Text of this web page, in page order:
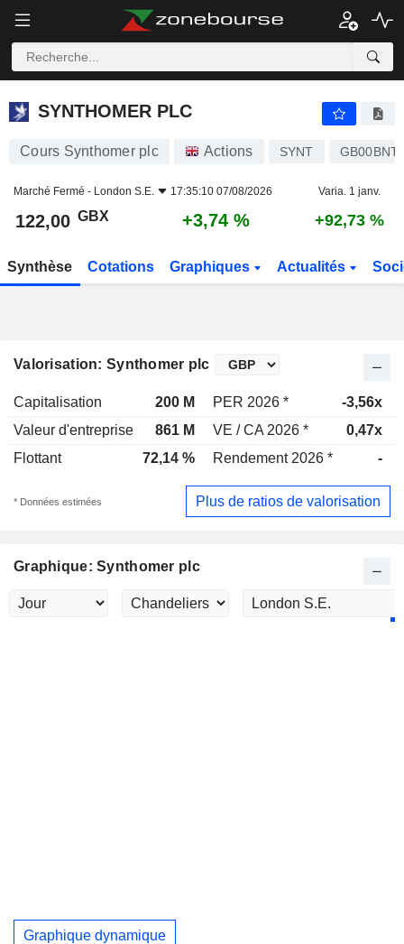
SYNTHOMER PLC
SYNTHOMER PLC
Cours Synthomer plc Actions SYNT
Marché Fermé - London S.E. 17:35:10 07/08/2026 Varia. 1 janv.
122,00 GBX +3,74 % +92,73 %
Synthèse Cotations Graphiques Actualités
Valorisation: Synthomer plc
Capitalisation 200 M PER 2026 * -3,56x
Valeur d'entreprise
861 M VE / CA 2026 * 0,47x
Flottant
72,14 % Rendement 2026 * -
* Données estimées Plus de ratios de valorisation
Graphique: Synthomer plc
Graphique dynamique